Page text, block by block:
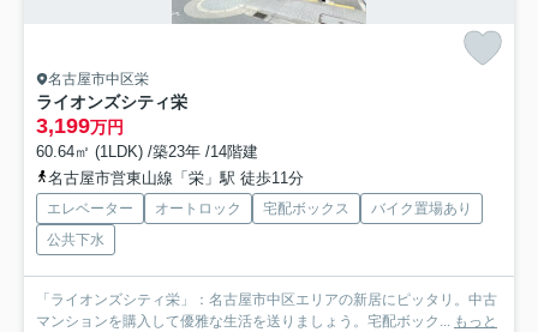
名古屋市中区栄
ライオンズシティ栄
3,199万円
60.64㎡ (1LDK) /築23年 /14階建
名古屋市営東山線「栄」駅 徒歩11分
エレベーター オートロック 宅配ボックス
バイク置場あり
公共下水
「ライオンズシティ栄」：名古屋市中区エリアの新居にピッタリ。中古
マンションを購入して優雅な生活を送りましょう。宅配ボック... もっと